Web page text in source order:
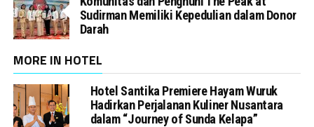
Sudirman Memiliki Kepedulian dalam Donor
Darah
MORE IN HOTEL
Hotel Santika Premiere Hayam Wuruk
Hadirkan Perjalanan Kuliner Nusantara
dalam “Journey of Sunda Kelapa”